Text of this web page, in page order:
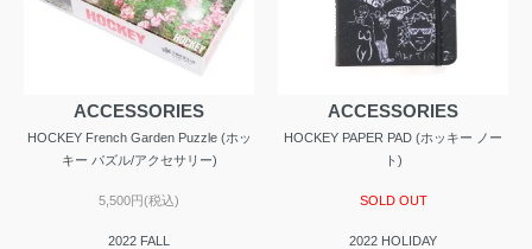
ACCESSORIES
HOCKEY French Garden Puzzle (ホッ
キー パズル/アクセサリー)
5,500円(税込)
2022 FALL
ACCESSORIES
HOCKEY PAPER PAD (ホッキー ノー
ト)
SOLD OUT
2022 HOLIDAY